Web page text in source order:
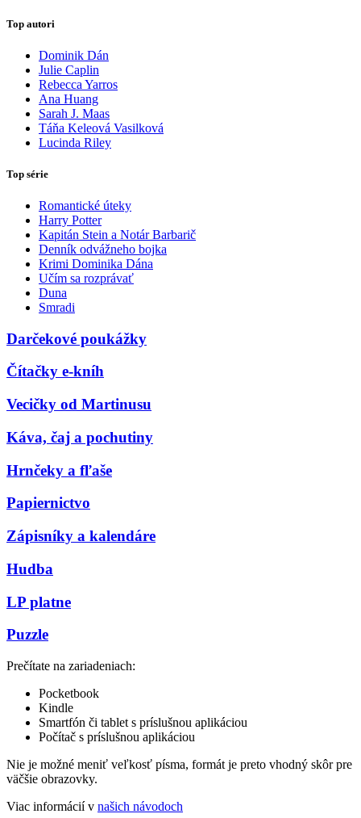
Top autori
Dominik Dán
Julie Caplin
Rebecca Yarros
Ana Huang
Sarah J. Maas
Táňa Keleová Vasilková
Lucinda Riley
Top série
Romantické úteky
Harry Potter
Kapitán Stein a Notár Barbarič
Denník odvážneho bojka
Krimi Dominika Dána
Učím sa rozprávať
Duna
Smradi
Darčekové poukážky
Čítačky e-kníh
Vecičky od Martinusu
Káva, čaj a pochutiny
Hrnčeky a fľaše
Papiernictvo
Zápisníky a kalendáre
Hudba
LP platne
Puzzle
Prečítate na zariadeniach:
Pocketbook
Kindle
Smartfón či tablet s príslušnou aplikáciou
Počítač s príslušnou aplikáciou
Nie je možné meniť veľkosť písma, formát je preto vhodný skôr pre
väčšie obrazovky.
Viac informácií v našich návodoch